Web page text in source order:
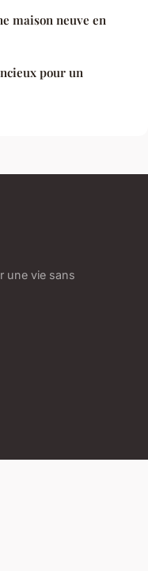
maison neuve en
pour un
une vie sans